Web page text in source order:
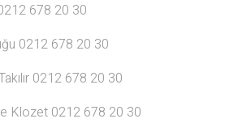
678 20 30
0212 678 20 30
0212 678 20 30
Klozet 0212 678 20 30